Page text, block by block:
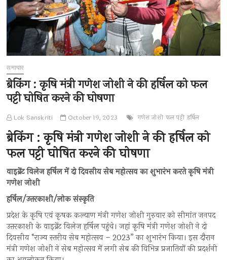
समाचार
ब्रेकिंग : कृषि मंत्री गणेश जोशी ने की हर्षिल को फल
पट्टी घोषित करने की घोषणा
Lok Sanskriti October 19, 2023 गणेश जोशी फल पट्टी हर्षिल
ब्रेकिंग : कृषि मंत्री गणेश जोशी ने की हर्षिल को
फल पट्टी घोषित करने की घोषणा
वाइब्रेंट विलेज हर्षिल में दो दिवसीय सेब महोत्सव का शुभारंभ करते कृषि मंत्री
गणेश जोशी
हर्षिल/उत्तरकाशी/लोक संस्कृति
प्रदेश के कृषि एवं कृषक कल्याण मंत्री गणेश जोशी गुरुवार को सीमांत जनपद
उत्तरकाशी के वाइब्रेंट विलेज हर्षिल पहुंचे। जहां कृषि मंत्री गणेश जोशी ने दो
दिवसीय “राज्य स्तरीय सेब महोत्सव – 2023” का शुभारंभ किया। इस दौरान
मंत्री गणेश जोशी ने सेब महोत्सव में लगी सेब की विभिन्न प्रजातियों की प्रदर्शनी